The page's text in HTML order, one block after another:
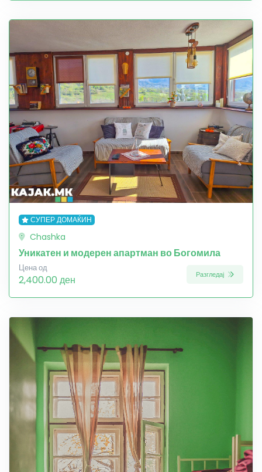
СУПЕР ДОМАЌИН
Chashka
Уникатен и модерен апартман во Богомила
Цена од
2,400.00 ден Разгледај